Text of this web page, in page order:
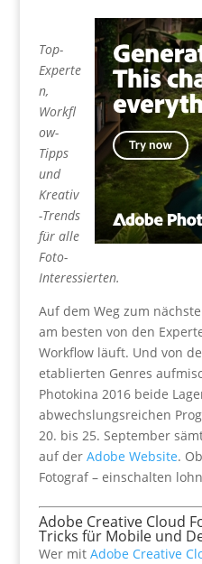
Top-
Experte
n,
Workfl
ow-
Tipps
und
Kreativ
-Trends
für alle
Foto-
Interessierten.
Auf dem Weg zum
am besten von den
Workflow läuft. Und von
etablierten Genres
Photokina 2016 beide
abwechslungsreichen
20. bis 25. September
auf der Adobe Website.
Fotograf – einschalten
Adobe Creative Cloud
Tricks für Mobile und
Wer mit Adobe Creative